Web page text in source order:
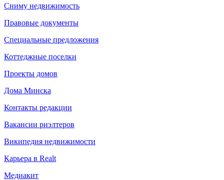
Сниму недвижимость
Правовые документы
Специальные предложения
Коттеджные поселки
Проекты домов
Дома Минска
Контакты редакции
Вакансии риэлтеров
Википедия недвижимости
Карьера в Realt
Медиакит